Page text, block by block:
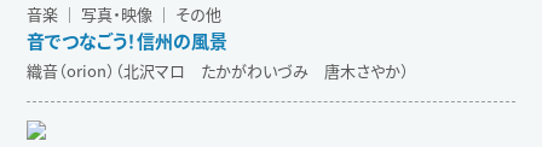
音楽 ｜ 写真・映像 ｜ その他
音でつなごう！信州の風景
織音（orion）（北沢マロ たかがわいづみ 唐木さやか）